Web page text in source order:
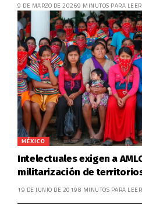
9 DE MARZO DE 20269 MINUTOS PARA LEER
MÉXICO
Intelectuales exigen a
militarización de
19 DE JUNIO DE 20198 MINUTOS PARA LEER